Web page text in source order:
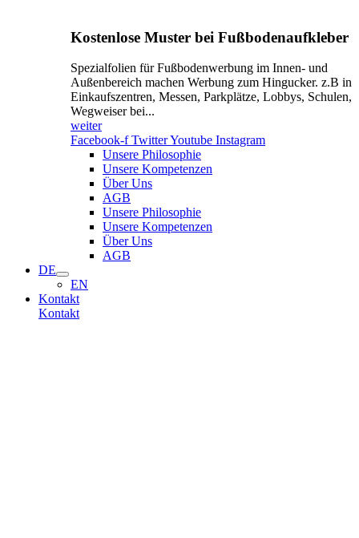
Kostenlose Muster bei Fußbodenaufkleber
Spezialfolien für Fußbodenwerbung im Innen- und
Außenbereich machen Werbung zum Hingucker. z.B in
Einkaufszentren, Messen, Parkplätze, Lobbys, Schulen,
Wegweiser bei...
weiter
Facebook-f TwitterYoutube Instagram
Unsere Philosophie
Unsere Kompetenzen
Über Uns
AGB
Unsere Philosophie
Unsere Kompetenzen
Über Uns
AGB
DE
EN
Kontakt
Kontakt